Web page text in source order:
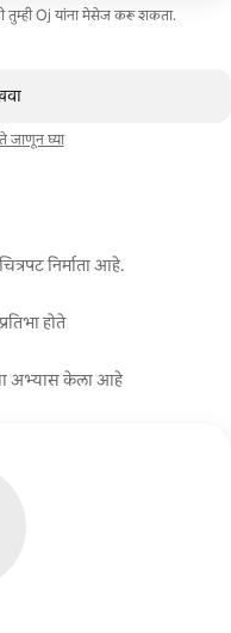
तुम्ही Oj यांना मेसेज करू शकता.
जाणून घ्या
निर्माता आहे.
होते
अभ्यास केला आहे